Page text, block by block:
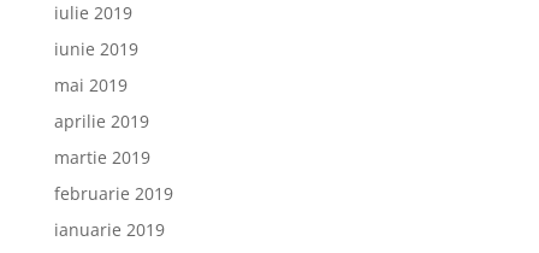
iulie 2019
iunie 2019
mai 2019
aprilie 2019
martie 2019
februarie 2019
ianuarie 2019